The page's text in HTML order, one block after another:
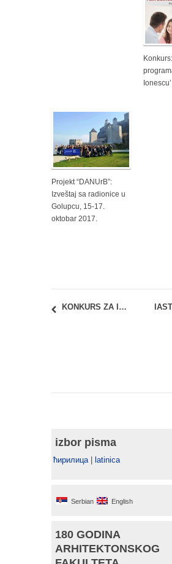
Projekt “DANUrB”:
Izveštaj sa radionice u
Golupcu, 15-17.
oktobar 2017.
KONKURS ZA IZRADU REŠENJA SPOMEN-HRAMA I PARTERNOG UREĐENJA U PORTI VAZNESENJSKOG HRAMA
izbor pisma
ћирилица | latinica
Serbian English
180 GODINA
ARHITEKTONSKOG